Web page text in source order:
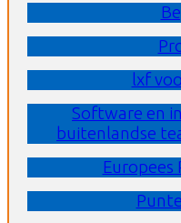
lxf
Software en
buitenlandse
Europees